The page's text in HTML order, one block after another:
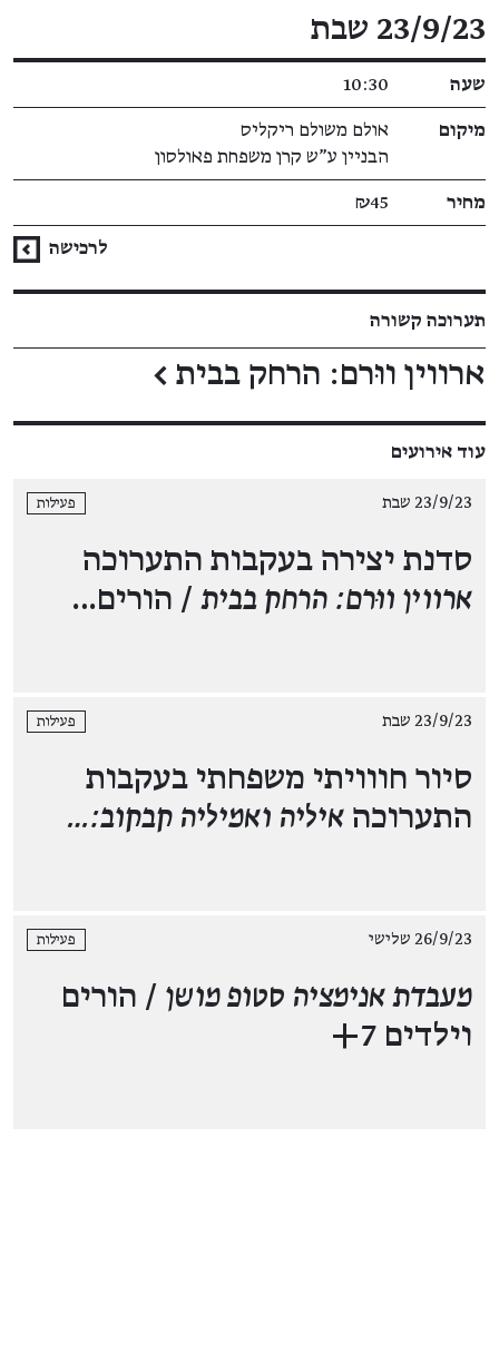
פרטי האירוע
23/9/23 שבת
שעה 10:30
מיקום
אולם משולם ריקליס
הבניין ע"ש קרן משפחת פאולסון
מחיר ₪45
לרכישה
תערוכה קשורה
ארווין ווּרם: הרחק בבית ←
עוד אירועים
23/9/23 שבת פעילות
סדנת יצירה בעקבות התערוכה
ארווין ווּרם: הרחק בבית / הורים…
23/9/23 שבת פעילות
סיור חווויתי משפחתי בעקבות
התערוכה איליה ואמיליה קבקוב:…
26/9/23 שלישי פעילות
מעבדת אנימציה סטופ מושן / הורים
וילדים 7+